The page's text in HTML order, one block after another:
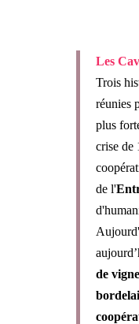
Les
Trois
réunies
plus
crise de
de l'
de